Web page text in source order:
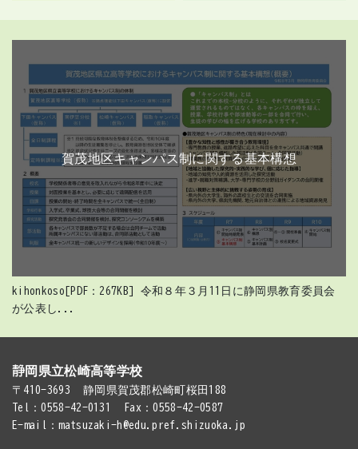
賀茂地区キャンパス制に関する基本構想
kihonkoso[PDF：267KB] 令和８年３月11日に静岡県教育委員会
が公表し...
静岡県立松崎高等学校
〒410-3693
静岡県賀茂郡松崎町桜田188
Tel：0558-42-0131
Fax：0558-42-0587
E-mail：matsuzaki-h@edu.pref.shizuoka.jp